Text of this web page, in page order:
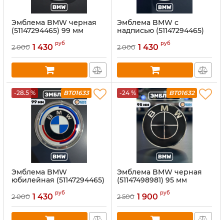
Эмблема BMW черная
(51147294465) 99 мм
2 000 1 430 руб
Эмблема BMW с
надписью (51147294465)
2 000 1 430 руб
-28.5 % BT01633
Эмблема BMW
юбилейная (51147294465)
2 000 1 430 руб
-24 % BT01632
Эмблема BMW черная
(51147498981) 95 мм
2 500 1 900 руб